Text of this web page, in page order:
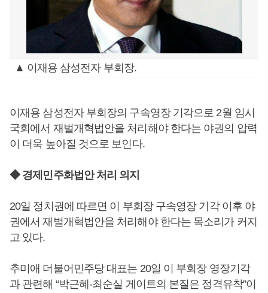
▲ 이재용 삼성전자 부회장.
이재용 삼성전자 부회장의 구속영장 기각으로 2월 임시
국회에서 재벌개혁법안을 처리해야 한다는 야권의 압력
이 더욱 높아질 것으로 보인다.
◆ 경제민주화법안 처리 의지
20일 정치권에 따르면 이 부회장 구속영장 기각 이후 야
권에서 재벌개혁법안을 처리해야 한다는 목소리가 커지
고 있다.
추미애 더불어민주당 대표는 20일 이 부회장 영장기각
과 관련해 “박근혜-최순실 게이트의 본질은 정격유착”이